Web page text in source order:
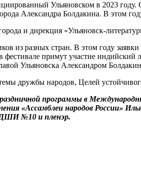
Ульяновском в 2023
Александра Болдакина. В этом
и дирекция «Ульяновск-
из разных стран. В этом году
примут участие
Ульяновска Александром
дружбы народов, Целей
программы в
«Ассамблеи народов России»
ДШИ №10 и пленэр.